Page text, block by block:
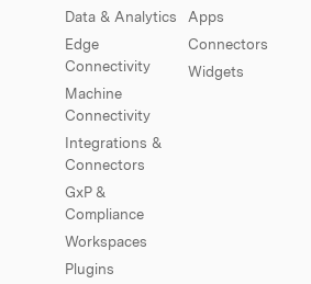
Data & Analytics
Edge
Connectivity
Machine
Connectivity
Integrations &
Connectors
GxP &
Compliance
Workspaces
Plugins
Apps
Connectors
Widgets